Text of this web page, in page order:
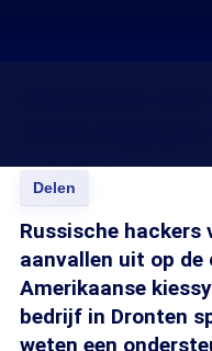
Delen
Russische
aanvallen uit op
Amerikaanse
bedrijf in Dronten
weten een